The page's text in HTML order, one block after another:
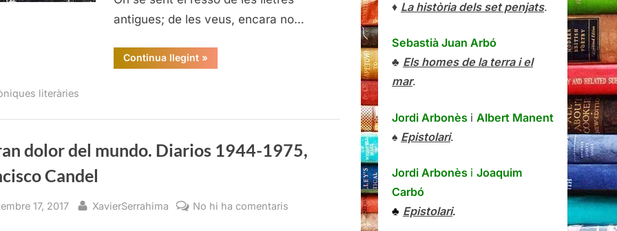
antigues; de les veus, encara no…
Continua llegint“Presentació
de
altres
notes
»
literàries
dolor del mundo. Diarios 1944-1975,
Candel
17, 2017 By
XavierSerrahima No hi ha comentaris
♦ La història dels set penjats.
Sebastià Juan Arbó
♣ Els homes de la terra i el
mar.
Jordi Arbonès i Albert Manent
♠ Epistolari.
Jordi Arbonès i Joaquim
Carbó
♣ Epistolari.